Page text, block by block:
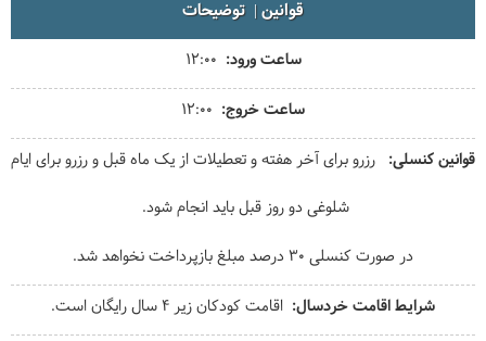
قوانین توضیحات
ساعت ورود 12:00
ساعت خروج 12:00
قوانین کنسلی
رزرو برای آخر هفته و تعطیلات از یک ماه قبل و رزرو برای ایام
شلوغی دو روز قبل باید انجام شود.
در صورت کنسلی 30 درصد مبلغ بازپرداخت نخواهد شد.
شرایط اقامت خردسال اقامت کودکان زیر 4 سال رایگان است.